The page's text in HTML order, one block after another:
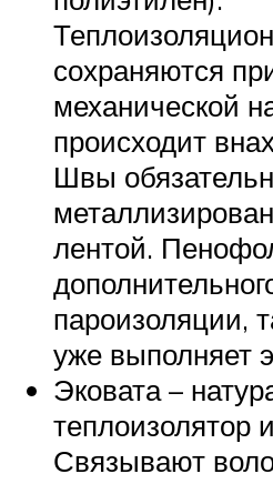
сохраняются
механической
происходит
Швы
лентой.
пароизоляции,
уже выполняет
Эковата –
теплоизолятор
Связывают